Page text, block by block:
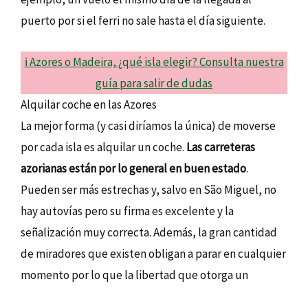
puerto por si el ferri no sale hasta el día siguiente.
ℹ️ Azores o Madeira, ¿qué isla elegir? Consulta nuestra
guía para salir de dudas
Alquilar coche en las Azores
La mejor forma (y casi diríamos la única) de moverse
por cada isla es alquilar un coche. Las carreteras
azorianas están por lo general en buen estado.
Pueden ser más estrechas y, salvo en São Miguel, no
hay autovías pero su firma es excelente y la
señalización muy correcta. Además, la gran cantidad
de miradores que existen obligan a parar en cualquier
momento por lo que la libertad que otorga un